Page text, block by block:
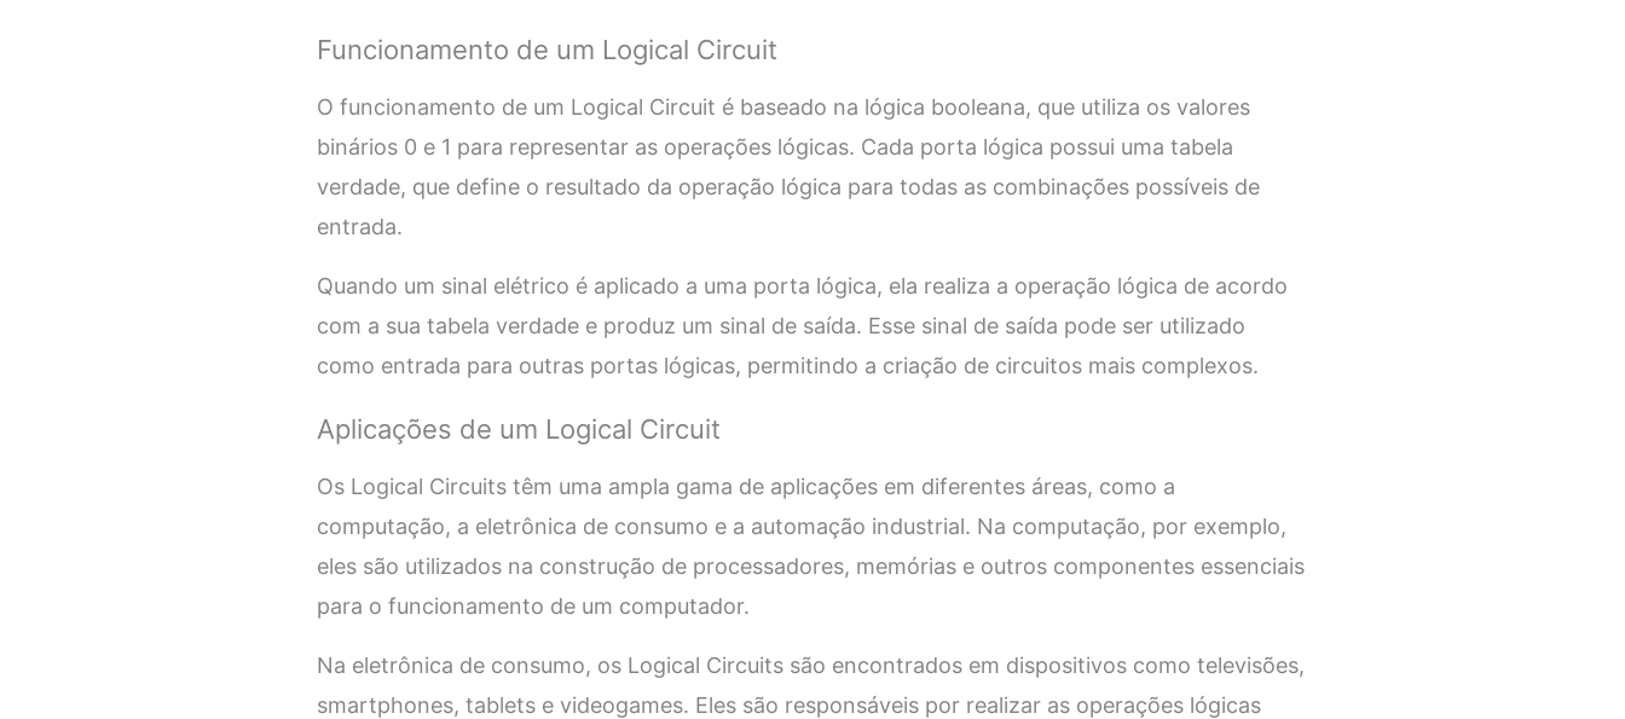
Funcionamento de um Logical Circuit
O funcionamento de um Logical Circuit é baseado na lógica booleana, que utiliza os valores
binários 0 e 1 para representar as operações lógicas. Cada porta lógica possui uma tabela
verdade, que define o resultado da operação lógica para todas as combinações possíveis de
entrada.
Quando um sinal elétrico é aplicado a uma porta lógica, ela realiza a operação lógica de acordo
com a sua tabela verdade e produz um sinal de saída. Esse sinal de saída pode ser utilizado
como entrada para outras portas lógicas, permitindo a criação de circuitos mais complexos.
Aplicações de um Logical Circuit
Os Logical Circuits têm uma ampla gama de aplicações em diferentes áreas, como a
computação, a eletrônica de consumo e a automação industrial. Na computação, por exemplo,
eles são utilizados na construção de processadores, memórias e outros componentes essenciais
para o funcionamento de um computador.
Na eletrônica de consumo, os Logical Circuits são encontrados em dispositivos como televisões,
smartphones, tablets e videogames. Eles são responsáveis por realizar as operações lógicas